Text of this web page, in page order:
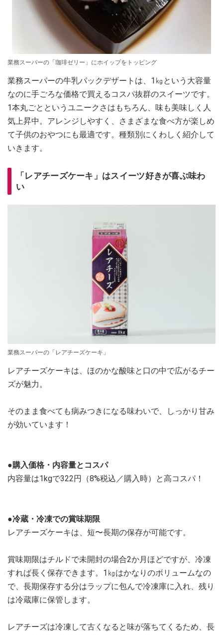
業務スーパーの「珈琲ゼリー」にホイップをトッピング
業務スーパーの牛乳パックデザートは、1㎏という大容量
なのに手ごろな価格で買えるコスパ抜群のスイーツです。
1本丸ごとというユニークさはもちろん、味も美味しく人
気上昇中。アレンジしやすく、さまざまな食べ方が楽しめ
て子供のおやつにも最適です。種類別にくわしく紹介して
いきます。
「レアチーズケーキ」はスイーツ好きが喜ぶ味わ
い
業務スーパーの「レアチーズケーキ」
レアチーズケーキは、ほのかな酸味と口の中で広がるチー
ズが魅力。
そのまま食べても病みつきになる味わいで、しっかり甘み
が効いています！
●購入価格・内容量とコスパ
内容量は1kgで322円（8%税込／購入時）と高コスパ！
●冷蔵・冷凍での賞味期限
レアチーズケーキは、短〜長期の保存が可能です。
賞味期限はチルドで未開封の場合2か月ほどですが、冷凍
すれば長く保存できます。1㎏はかなりのボリュームなの
で、長期保存する分はラップに包んで冷凍庫に入れ、残り
は冷蔵庫に保管します。
レアチーズは冷凍して古くなると味が落ちてくるため、長